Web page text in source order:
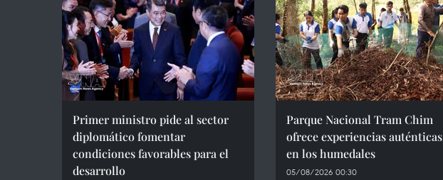
Primer ministro pide al sector
diplomático fomentar
condiciones favorables para el
desarrollo
Parque Nacional Tram Chim
ofrece experiencias auténticas
en los humedales
05/08/2026 00:30